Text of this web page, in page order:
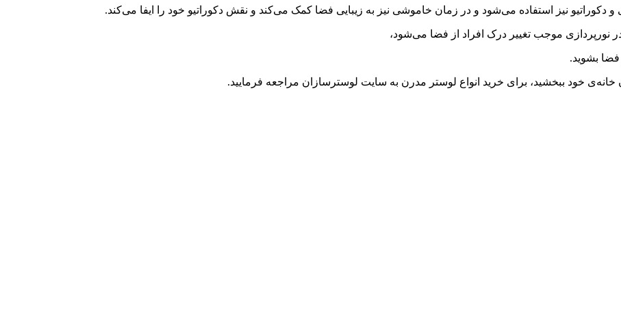
و دکوراتیو نیز استفاده می‌شود و در زمان خاموشی نیز به زیبایی فضا کمک می‌کند و نقش دکوراتیو خود را ایفا می‌کند.
نورپردازی موجب تغییر درک افراد از فضا می‌شود،
بشوید.
خود ببخشید، برای خرید انواع لوستر مدرن به سایت لوسترسازان مراجعه فرمایید.